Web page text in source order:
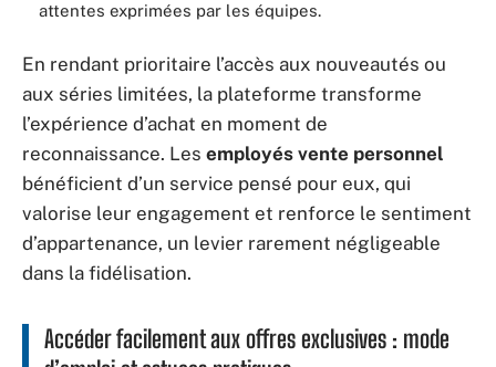
attentes exprimées par les équipes.
En rendant prioritaire l’accès aux nouveautés ou
aux séries limitées, la plateforme transforme
l’expérience d’achat en moment de
reconnaissance. Les employés vente personnel
bénéficient d’un service pensé pour eux, qui
valorise leur engagement et renforce le sentiment
d’appartenance, un levier rarement négligeable
dans la fidélisation.
Accéder facilement aux offres exclusives : mode